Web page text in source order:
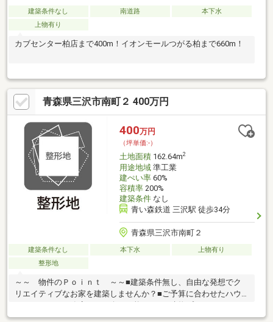
建築条件なし 南道路
本下水
上物有り
カブセンター柏店まで400m！イオンモールつがる柏まで660m！
青森県三沢市南町２ 400万円
400万円
（坪単価:-）
土地面積162.64m2
用途地域準工業
建ぺい率60%
容積率200%
建築条件なし
青い森鉄道 三沢駅 徒歩34分
青森県三沢市南町２
建築条件なし 本下水
上物有り
整形地
～～ 物件のＰｏｉｎｔ ～～■建築条件無し、自由な発想でク
リエイティブなお家を建築しませんか？■ご予算に合わせたハウ
スメーカー・工務店のご紹介も可能です！■建物プランのたてや
すい整形地！ご興味ございましたら下記「資料請求・お問い合わ